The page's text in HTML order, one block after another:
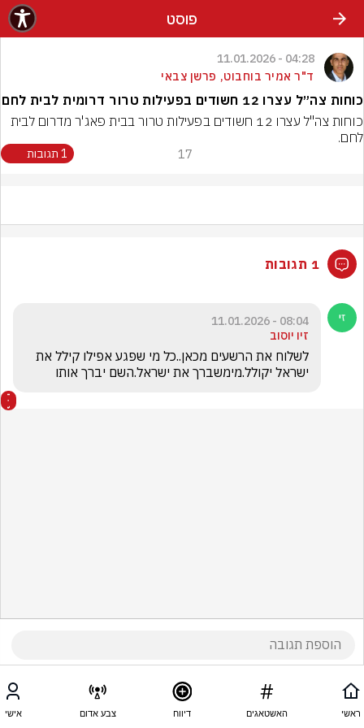
פוסט
04:28 - 11.01.2026
ד"ר אמיר בוחבוט, פרשן צבאי
כוחות צה״ל עצרו 12 חשודים בפעילות טרור דרומית לבית לחם
לחם.
17 1 תגובות
1 תגובות
08:04 - 11.01.2026
זיו יוסוב
ישראל יקולל.מימשברך את ישראל.השם יברך אותו
ראשי האשטאגים דיווח צבע אדום אישי